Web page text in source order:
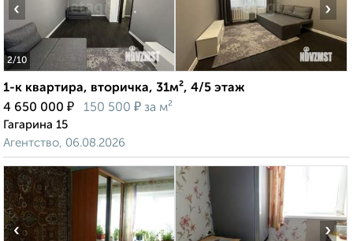
2/10
‹ ›
1-к квартира, вторичка, 31м², 4/5 этаж
4 650 000 ₽ 150 500 ₽ за м²
Гагарина 15
Агентство, 06.08.2026
‹ ›